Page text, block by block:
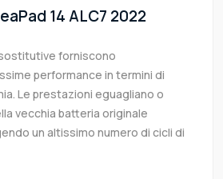
14 ALC7 2022
forniscono
performance in termini di
Le prestazioni eguagliano o
vecchia batteria originale
un altissimo numero di cicli di